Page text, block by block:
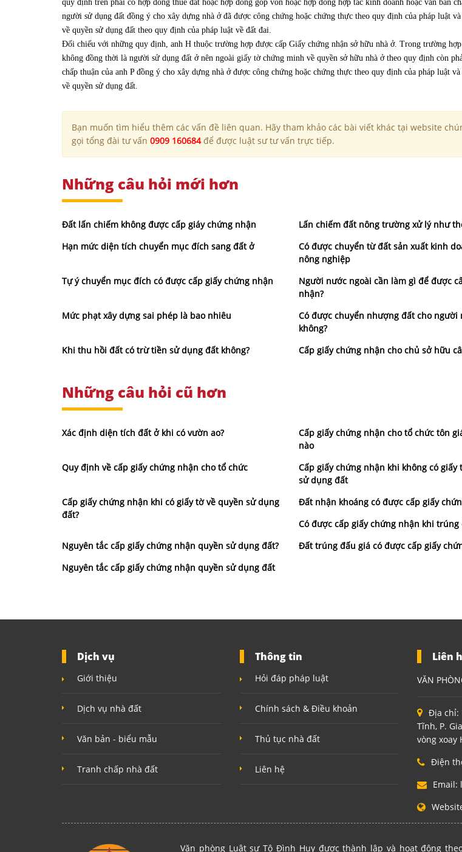
quy định trên phải có hợp đồng thuê đất hoặc hợp đồng góp vốn hoặc hợp đồng hợp tác kinh doanh hoặc văn bản
người sử dụng đất đồng ý cho xây dựng nhà ở đã được công chứng hoặc chứng thực theo quy định của pháp luật
về quyền sử dụng đất theo quy định của pháp luật về đất đai.
Đối chiếu với những quy định, anh H thuộc trường hợp được cấp Giấy chứng nhận sở hữu nhà ở. Trong trường
không đồng thời là người sử dụng đất ở nên ngoài giấy tờ chứng minh về quyền sở hữu nhà ở theo quy định còn
chấp thuận của anh P đồng ý cho xây dựng nhà ở được công chứng hoặc chứng thực theo quy định của pháp luật
về quyền sử dụng đất.
Bạn muốn tìm hiểu thêm các vấn đề liên quan. Hãy tham khảo các bài viết khác tại website
gọi tổng đài tư vấn 0909 160684để được luật sư tư vấn trực tiếp.
Những câu hỏi mới hơn
Đất lấn chiếm không được cấp giáy chứng nhận
Lấn chiếm đất nông trường xử lý như
Hạn mức diện tích chuyển mục đích sang đất ở
Có được chuyển từ đất sản xuất kinh doanh sang đất
nông nghiệp
Tự ý chuyển mục đích có được cấp giấy chứng nhận
Người nước ngoài cần làm gì để được
nhận?
Mức phạt xây dựng sai phép là bao nhiêu
Có được chuyển nhượng đất cho người
không?
Khi thu hồi đất có trừ tiền sử dụng đất không?
Cấp giấy chứng nhận cho chủ sở hữu
Những câu hỏi cũ hơn
Xác định diện tích đất ở khi có vườn ao?
Cấp giấy chứng nhận cho tổ chức tôn
nào
Quy định về cấp giấy chứng nhận cho tổ chức
Cấp giấy chứng nhận khi không có giấy
sử dụng đất
Cấp giấy chứng nhận khi có giấy tờ về quyền sử dụng
đất?
Đất nhận khoáng có được cấp giấy
Có được cấp giấy chứng nhận khi trúng
Nguyên tắc cấp giấy chứng nhận quyền sử dụng đất?
Đất trúng đấu giá có được cấp giấy
Nguyên tắc cấp giấy chứng nhận quyền sử dụng đất
Dịch vụ
Giới thiệu
Dịch vụ nhà đất
Văn bản - biểu mẫu
Tranh chấp nhà đất
Thông tin
Hỏi đáp pháp luật
Chính sách & Điều khoản
Thủ tục nhà đất
Liên hệ
Liên
VĂN
Địa chỉ:
Tĩnh, P.
vòng xoay
Điện
Email:
Văn phòng Luật sư Tô Đình Huy được thành lập và hoạt động